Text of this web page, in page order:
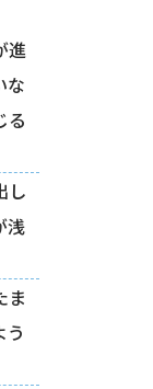
進
な
る
し
浅
ま
う